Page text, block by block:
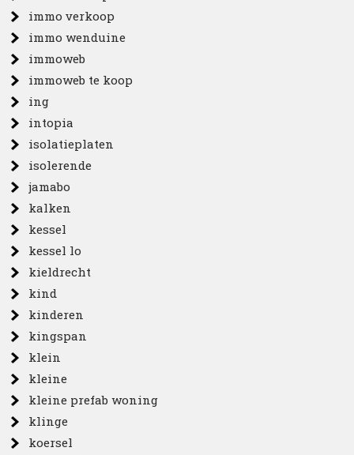
immo verkoop
immo wenduine
immoweb
immoweb te koop
ing
intopia
isolatieplaten
isolerende
jamabo
kalken
kessel
kessel lo
kieldrecht
kind
kinderen
kingspan
klein
kleine
kleine prefab woning
klinge
koersel